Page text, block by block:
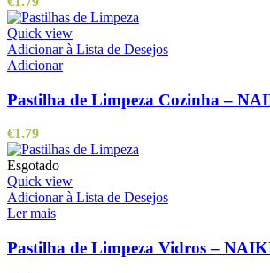
Quick view
Adicionar à Lista de Desejos
Adicionar
Pastilha de Limpeza Cozinha –
€1.79
Esgotado
Quick view
Adicionar à Lista de Desejos
Ler mais
Pastilha de Limpeza Vidros –